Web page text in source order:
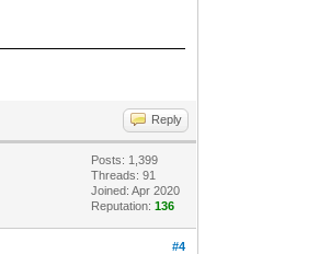
Reply
Posts: 1,399
Threads: 91
Joined: Apr 2020
Reputation:136
#4